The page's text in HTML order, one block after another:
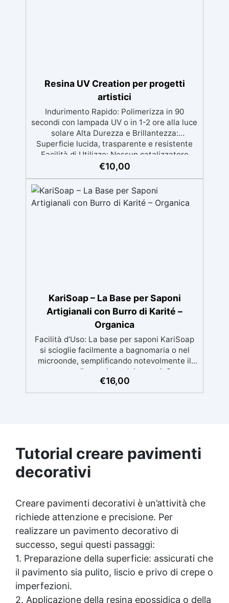
Resina UV Creation per progetti
artistici
Indurimento Rapido: Polimerizza in 90
secondi con lampada UV o in 1-2 ore alla luce
solare Alta Durezza e Brillantezza:
Superficie lucida, trasparente e resistente
Facilità di Utilizzo: Nessun catalizzatore
richiesto, applicala e indurisce subito
decorazioni personalizzate Nuova Formula:
Non lascia superfici appiccicose, risultato
pulito e sicuro
€10,00
KariSoap – La Base per Saponi
Artigianali con Burro di Karité –
Organica
Facilità d’Uso: La base per saponi KariSoap
si scioglie facilmente a bagnomaria o nel
microonde, semplificando notevolmente il
processo di creazione dei saponi. Super
Sicuro: Realizzata con ingredienti naturali e
sicuri, KariSoap è un prodotto organico che
ideale per una pelle morbida e ben curata.
Ideale per Saponi Decorativi: La formula di
KariSoap assicura che il sapone mantenga la
sua bellezza nel tempo, senza deteriorarsi.
versioni – Bianca e Trasparente – KariSoap
può essere facilmente colorata con i
coloranti ColorSoap, permettendoti di creare
saponi dal design unico e personalizzato.
€16,00
Tutorial creare pavimenti
decorativi
Creare pavimenti decorativi è un’attività che
richiede attenzione e precisione. Per
realizzare un pavimento decorativo di
successo, segui questi passaggi:
1. Preparazione della superficie: assicurati che
il pavimento sia pulito, liscio e privo di crepe o
imperfezioni.
2. Applicazione della resina epossidica o della